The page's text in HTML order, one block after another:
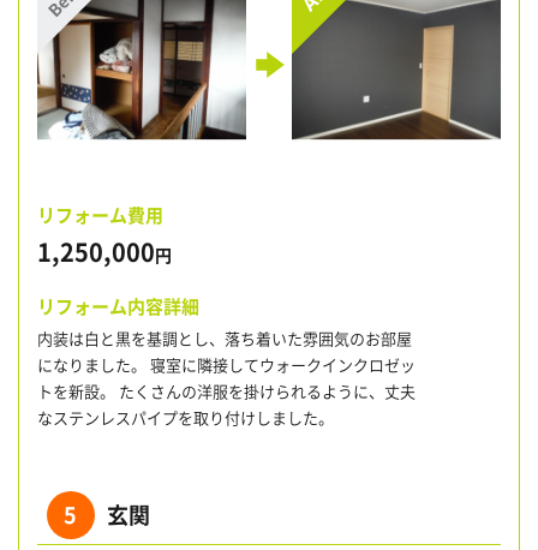
リフォーム費用
1,250,000円
リフォーム内容詳細
内装は白と黒を基調とし、落ち着いた雰囲気のお部屋
になりました。 寝室に隣接してウォークインクロゼッ
トを新設。 たくさんの洋服を掛けられるように、丈夫
なステンレスパイプを取り付けしました。
5 玄関